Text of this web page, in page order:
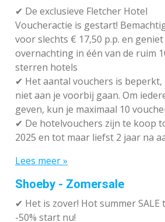
✔ De exclusieve Fletcher Hotel
Voucheractie is gestart!
voor slechts € 17,50 p.p. en
overnachting in één van de ruim
sterren hotels
✔ Het aantal vouchers is beperkt,
niet aan je voorbij gaan. Om
geven, kun je maximaal 10
✔ De hotelvouchers zijn te koop
2025 en tot maar liefst 2 jaar na
Lees meer »
Shoeby - Zomersale
✔ Het is zover! Hot summer SALE
-50% start nu!